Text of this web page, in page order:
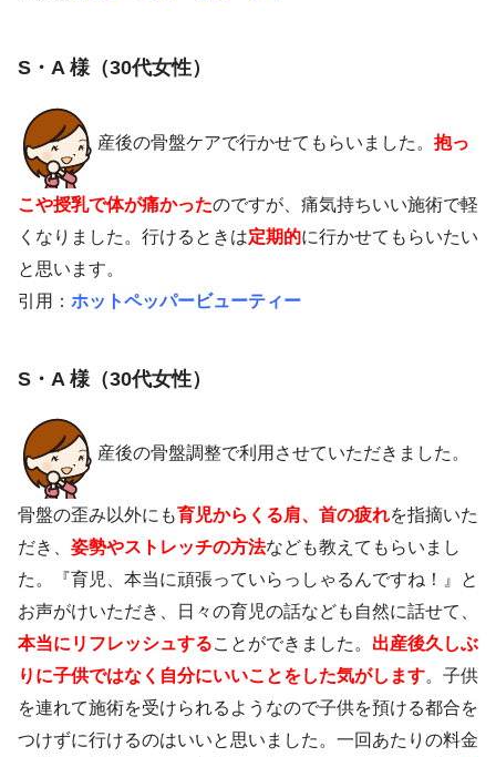
S・A 様（30代女性）
産後の骨盤ケアで行かせてもらいました。 抱っ
こや授乳で体が痛かったのですが、痛気持ちいい施術で軽
くなりました。行けるときは定期的に行かせてもらいたい
と思います。
引用： ホットペッパービューティー
S・A 様（30代女性）
産後の骨盤調整で利用させていただきました。
骨盤の歪み以外にも育児からくる肩、首の疲れを指摘いた
だき、 姿勢やストレッチの方法なども教えてもらいまし
た。『育児、本当に頑張っていらっしゃるんですね！』と
お声がけいただき、日々の育児の話なども自然に話せて、
本当にリフレッシュすることができました。 出産後久 しぶ
りに子供ではなく自分にいいことをした気がします。子供
を連れて施術を受けられるようなので子供を預ける都合を
つけずに行けるのはいいと思いました。一回あたりの料金